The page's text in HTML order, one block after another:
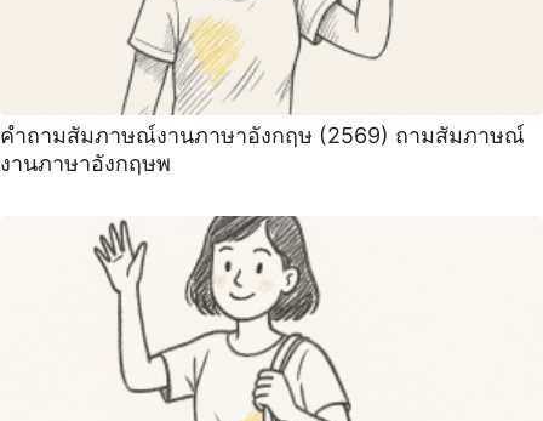
คําถามสัมภาษณ์งานภาษาอังกฤษ (2569) ถามสัมภาษณ์
งานภาษาอังกฤษพ